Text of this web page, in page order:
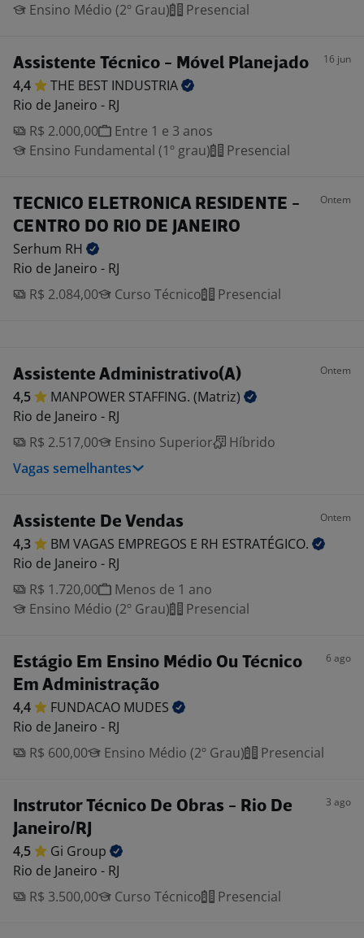
Ensino Médio (2º Grau)
Presencial
Assistente Técnico - Móvel Planejado 16 jun
4,4 THE BEST INDUSTRIA
Rio de Janeiro - RJ
R$ 2.000,00
Entre 1 e 3 anos
Ensino Fundamental (1º grau)
Presencial
TECNICO ELETRONICA RESIDENTE -
CENTRO DO RIO DE JANEIRO
Ontem
Serhum RH
Rio de Janeiro - RJ
R$ 2.084,00
Curso Técnico Presencial
Assistente Administrativo(A) Ontem
4,5 MANPOWER STAFFING. (Matriz)
Rio de Janeiro - RJ
R$ 2.517,00
Ensino Superior
Híbrido
Vagas semelhantes
Assistente De Vendas Ontem
4,3 BM VAGAS EMPREGOS E RH ESTRATÉGICO.
Rio de Janeiro - RJ
R$ 1.720,00
Menos de 1 ano
Ensino Médio (2º Grau)
Presencial
Estágio Em Ensino Médio Ou Técnico
Em Administração
6 ago
4,4 FUNDACAO MUDES
Rio de Janeiro - RJ
R$ 600,00
Ensino Médio (2º Grau) Presencial
Instrutor Técnico De Obras - Rio De
Janeiro/RJ
3 ago
4,5 Gi Group
Rio de Janeiro - RJ
R$ 3.500,00
Curso Técnico Presencial